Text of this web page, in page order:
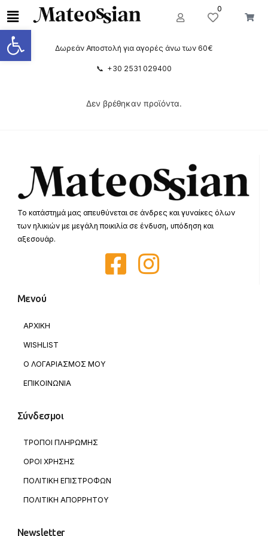
Ανοίξτε τη γραμμή εργαλείων
0
Δωρεάν Αποστολή για αγορές άνω των 60€
📞 +30 2531 029400
Δεν βρέθηκαν προϊόντα.
Το κατάστημά μας απευθύνεται σε άνδρες και γυναίκες όλων
των ηλικιών με μεγάλη ποικιλία σε ένδυση, υπόδηση και
αξεσουάρ.
Μενού
ΑΡΧΙΚΗ
WISHLIST
Ο ΛΟΓΑΡΙΑΣΜΟΣ ΜΟΥ
ΕΠΙΚΟΙΝΩΝΙΑ
Σύνδεσμοι
ΤΡΟΠΟΙ ΠΛΗΡΩΜΗΣ
ΟΡΟΙ ΧΡΗΣΗΣ
ΠΟΛΙΤΙΚΗ ΕΠΙΣΤΡΟΦΩΝ
ΠΟΛΙΤΙΚΗ ΑΠΟΡΡΗΤΟΥ
Newsletter